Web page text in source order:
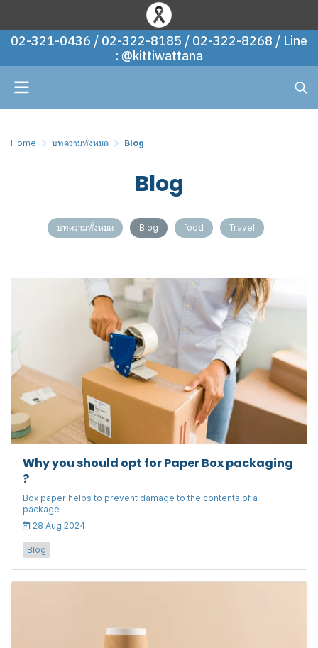
02-321-0436 / 02-322-8185 / 02-322-8268 / Line
: @kittiwattana
Home บทความทั้งหมด Blog
Blog
บทความทั้งหมด Blog food Travel
Why you should opt for Paper Box packaging
?
Box paper helps to prevent damage to the contents of a
package
28 Aug 2024
Blog